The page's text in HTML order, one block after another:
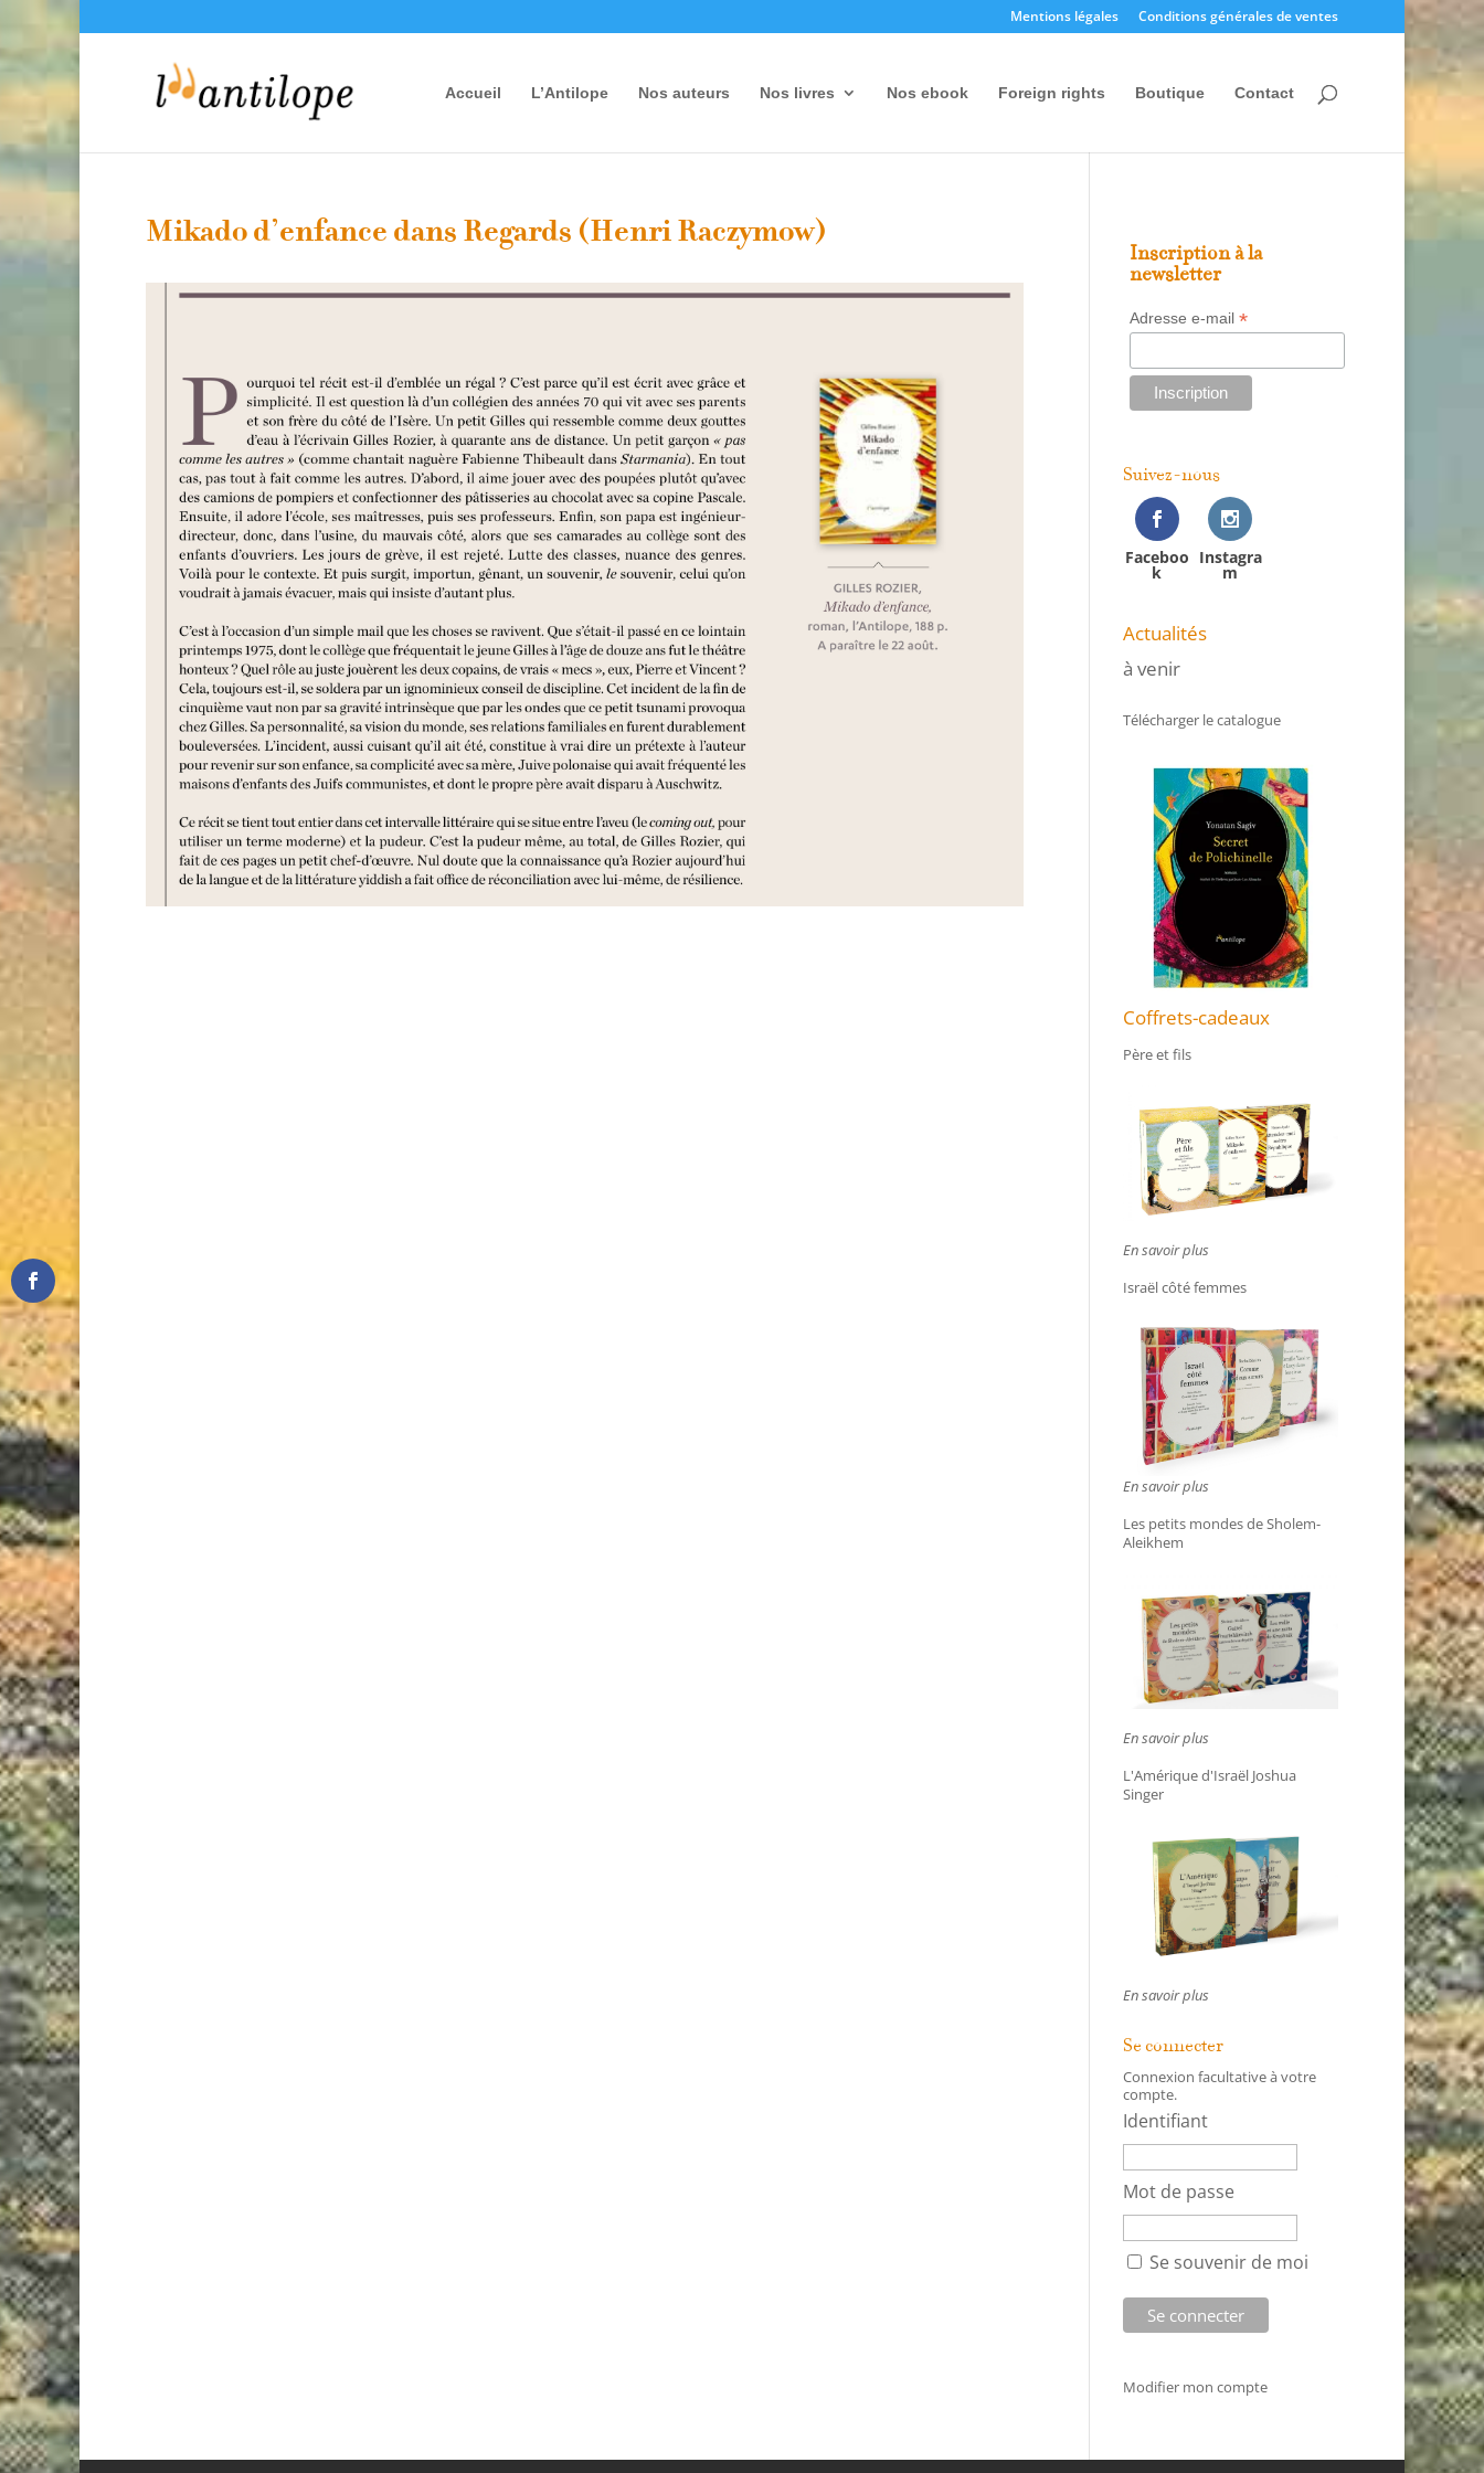
Mentions légales Conditions générales de ventes
Accueil L’Antilope Nos auteurs Nos livres Nos ebook Foreign rights Boutique Contact
Mikado d’enfance dans Regards (Henri Raczymow)
Inscription à la
newsletter
Adresse e-mail *
Suivez-nous
Faceboo
k
Instagra
m
Actualités
à venir
Télécharger le catalogue
Coffrets-cadeaux
Père et fils
En savoir plus
Israël côté femmes
En savoir plus
Les petits mondes de Sholem-
Aleikhem
En savoir plus
L'Amérique d'Israël Joshua
Singer
En savoir plus
Se connecter
Connexion facultative à votre
compte.
Identifiant
Mot de passe
Se souvenir de moi
Modifier mon compte